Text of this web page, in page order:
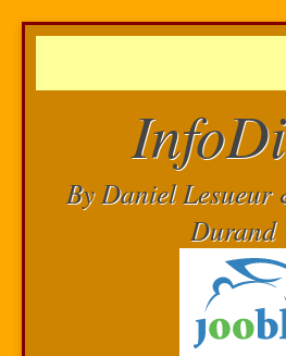
By Daniel Lesueur
Durand